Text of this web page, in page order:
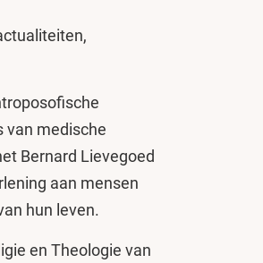
van medische
Bernard Lievegoed
aan mensen
hun leven.
en Theologie van